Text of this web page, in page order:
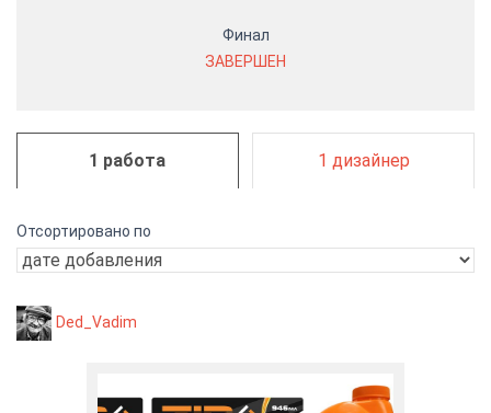
Финал
ЗАВЕРШЕН
1 работа 1 дизайнер
Отсортировано по
Ded_Vadim